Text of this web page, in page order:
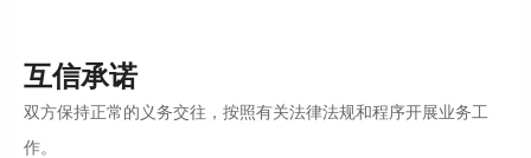
互信承诺
双方保持正常的义务交往，按照有关法律法规和程序开展业务工
作。